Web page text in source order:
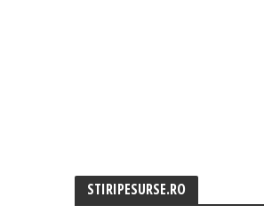
STIRIPESURSE.RO